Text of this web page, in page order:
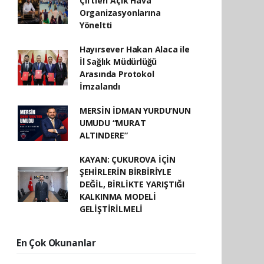
Organizasyonlarına
Yöneltti
Hayırsever Hakan Alaca ile
İl Sağlık Müdürlüğü
Arasında Protokol
İmzalandı
MERSİN İDMAN YURDU’NUN
UMUDU “MURAT
ALTINDERE”
KAYAN: ÇUKUROVA İÇİN
ŞEHİRLERİN BİRBİRİYLE
DEĞİL, BİRLİKTE YARIŞTIĞI
KALKINMA MODELİ
GELİŞTİRİLMELİ
En Çok Okunanlar